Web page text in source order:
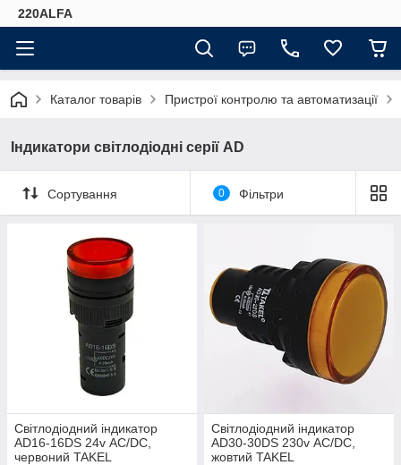
220ALFA
Каталог товарів Пристрої контролю та автоматизації
Індикатори світлодіодні серії AD
Сортування 0 Фільтри
Світлодіодний індикатор
AD16-16DS 24v АC/DC,
червоний TAKEL
Світлодіодний індикатор
AD30-30DS 230v АC/DC,
жовтий TAKEL